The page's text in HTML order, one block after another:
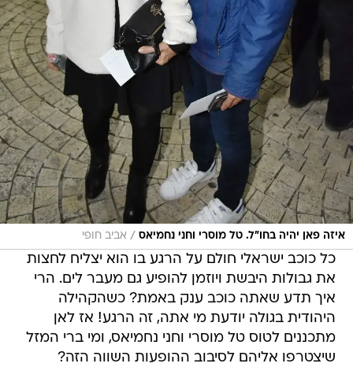
איזה פאן יהיה בחו"ל. טל מוסרי וחני נחמיאס / אביב חופי
כל כוכב ישראלי חולם על הרגע בו הוא יצליח לחצות
את גבולות היבשת ויוזמן להופיע גם מעבר לים. הרי
איך תדע שאתה כוכב ענק באמת? כשהקהילה
היהודית בגולה יודעת מי אתה, זה הרגע! אז לאן
מתכננים לטוס טל מוסרי וחני נחמיאס, ומי ברי המזל
שיצטרפו אליהם לסיבוב ההופעות השווה הזה?